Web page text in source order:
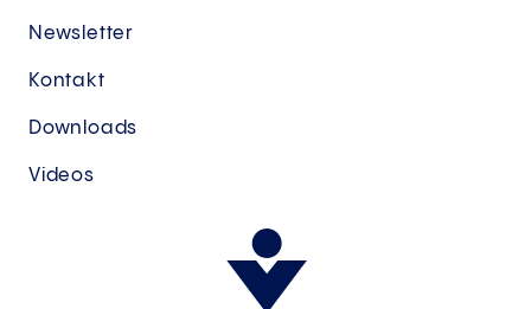
Newsletter
Kontakt
Downloads
Videos